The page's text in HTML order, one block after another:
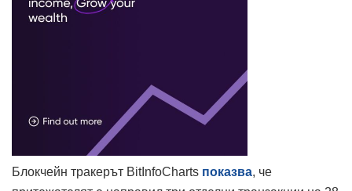
Блокчейн тракерът BitInfoCharts показва, че